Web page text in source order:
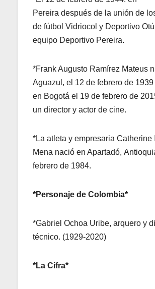
Pereira después de la unión de
de fútbol Vidriocol y Deportivo
equipo Deportivo Pereira.
*Frank Augusto Ramírez Mateus
Aguazul, el 12 de febrero de
en Bogotá el 19 de febrero de
un director y actor de cine.
*La atleta y empresaria Catherine
Mena nació en Apartadó,
febrero de 1984.
*Personaje de Colombia*
*Gabriel Ochoa Uribe, arquero y
técnico. (1929-2020)
*La Cifra*